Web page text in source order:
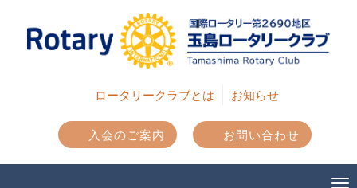
ロータリークラブとは お知らせ
入会のご案内 お問い合わせ